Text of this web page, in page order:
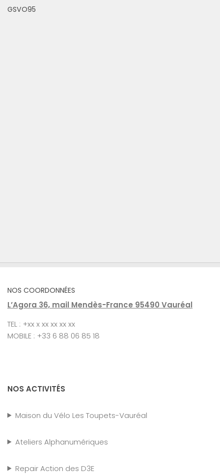
GSVO95
NOS COORDONNÉES
L’Agora 36, mail Mendès-France 95490 Vauréal
TEL : +xx x xx xx xx xx
MOBILE : +33 6 88 06 85 18
NOS ACTIVITÉS
Maison du Vélo Les Toupets-Vauréal
Ateliers Alphanumériques
Repair Action des D3E